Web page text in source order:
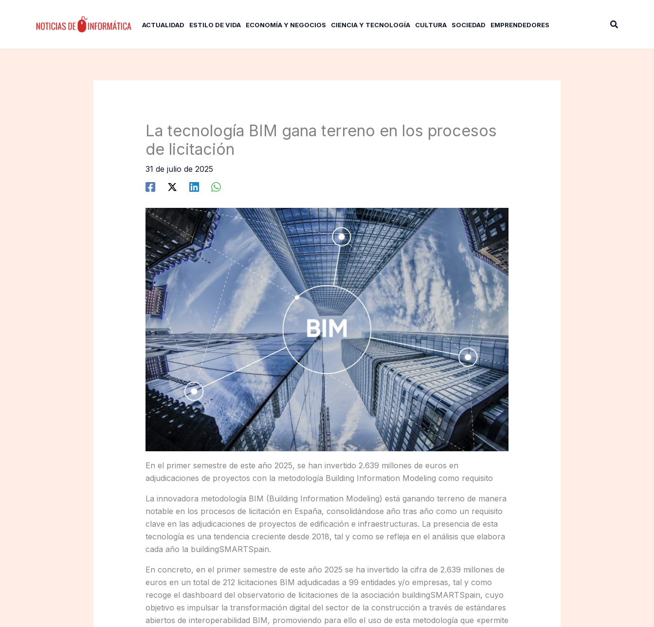
ACTUALIDAD ESTILO DE VIDA ECONOMÍA Y NEGOCIOS CIENCIA Y TECNOLOGÍA CULTURA SOCIEDAD EMPRENDEDORES Buscar
La tecnología BIM gana terreno en los procesos
de licitación
31 de julio de 2025
En el primer semestre de este año 2025, se han invertido 2.639 millones de euros en
adjudicaciones de proyectos con la metodología Building Information Modeling como requisito
La innovadora metodología BIM (Building Information Modeling) está ganando terreno de manera
notable en los procesos de licitación en España, consolidándose año tras año como un requisito
clave en las adjudicaciones de proyectos de edificación e infraestructuras. La presencia de esta
tecnología es una tendencia creciente desde 2018, tal y como se refleja en el análisis que elabora
cada año la buildingSMARTSpain.
En concreto, en el primer semestre de este año 2025 se ha invertido la cifra de 2.639 millones de
euros en un total de 212 licitaciones BIM adjudicadas a 99 entidades y/o empresas, tal y como
recoge el dashboard del observatorio de licitaciones de la asociación buildingSMARTSpain, cuyo
objetivo es impulsar la transformación digital del sector de la construcción a través de estándares
abiertos de interoperabilidad BIM, promoviendo para ello el uso de esta metodología que «permite